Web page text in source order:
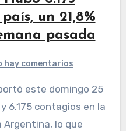
un 21,8%
pasada
hay comentarios
6.175 contagios en la
Argentina, lo que